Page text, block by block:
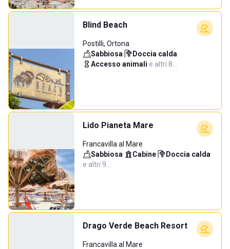
Blind Beach
Postilli, Ortona
Sabbiosa· Doccia calda·
Accesso animali·e altri 8…
Lido Pianeta Mare
Francavilla al Mare
Sabbiosa· Cabine· Doccia calda·
e altri 9…
Drago Verde Beach Resort
Francavilla al Mare